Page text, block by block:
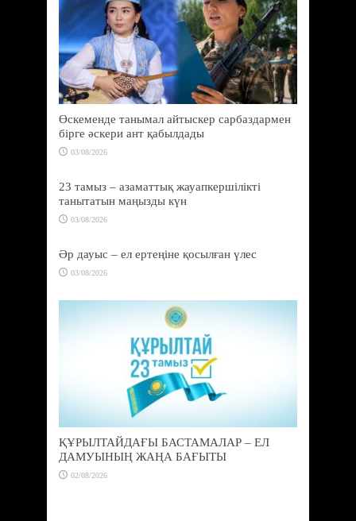
Өскеменде танымал айтыскер сарбаздармен
бірге әскери ант қабылдады
03/08/2026
23 тамыз – азаматтық жауапкершілікті
танытатын маңызды күн
03/08/2026
Әр дауыс – ел ертеңіне қосылған үлес
03/08/2026
ҚҰРЫЛТАЙДАҒЫ БАСТАМАЛАР – ЕЛ
ДАМУЫНЫҢ ЖАҢА БАҒЫТЫ
02/08/2026